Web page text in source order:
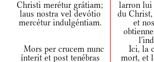
Christi merétur grátiam;
laus nostra vel devótio
mercétur indulgéntiam.
larron lui
du Christ,
et
Mors per crucem nunc
ínterit et post tenébras
Ici, la
mort, et